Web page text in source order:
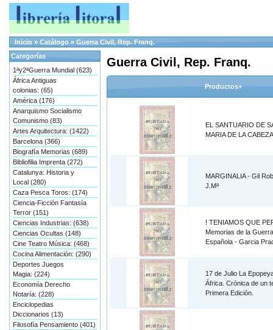
Inicio » Catálogo » Guerra Civil, Rep. Franq.
Guerra Civil, Rep. Franq.
Productos+
EL SANTUARIO DE
MARIA DE LA
MARGINALIA - Gil
J.Mª
! TENIAMOS QUE
Memorias de la
Española - Garcia
17 de Julio La
África. Crónica de un
Primera Edición.
Categorías
1ªy2ªGuerra Mundial (623)
África Antiguas
colonias: (65)
América (176)
Anarquismo Socialismo
Comunismo (83)
Artes Arquitectura: (1422)
Barcelona (366)
Biografía Memorias (689)
Bibliofilia Imprenta (272)
Catalunya: Historia y
Local (280)
Caza Pesca Toros: (174)
Ciencia-Ficción Fantasía
Terror (151)
Ciencias Industrias: (638)
Ciencias Ocultas (148)
Cine Teatro Música: (468)
Cocina Alimentación: (290)
Deportes Juegos
Magia: (224)
Economía Derecho
Notaría: (228)
Enciclopedias
Diccionarios (13)
Filosofía Pensamiento (401)